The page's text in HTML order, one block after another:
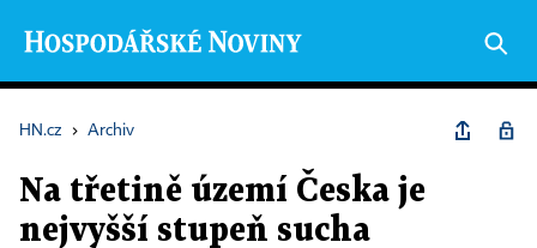
HN.cz › Archiv
Na třetině území Česka je
nejvyšší stupeň sucha